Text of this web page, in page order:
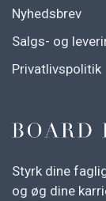
Nyhedsbrev
Salgs- og
Privatlivspolitik
Styrk dine
og øg dine